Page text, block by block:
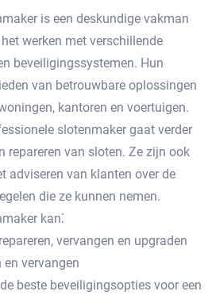
is een deskundige vakman
werken met verschillende
beveiligingssystemen. Hun
van betrouwbare oplossingen
kantoren en voertuigen.
slotenmaker gaat verder
repareren van sloten.​ Ze zijn ook
adviseren van klanten over de
die ze kunnen nemen.
kan⁚
vervangen en upgraden
vervangen
beste beveiligingsopties voor een